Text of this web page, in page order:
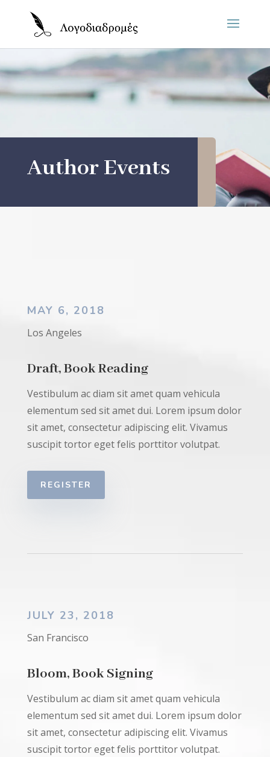
Author Events
MAY 6, 2018
Los Angeles
Draft, Book Reading
Vestibulum ac diam sit amet quam vehicula
elementum sed sit amet dui. Lorem ipsum dolor
sit amet, consectetur adipiscing elit. Vivamus
suscipit tortor eget felis porttitor volutpat.
REGISTER
JULY 23, 2018
San Francisco
Bloom, Book Signing
Vestibulum ac diam sit amet quam vehicula
elementum sed sit amet dui. Lorem ipsum dolor
sit amet, consectetur adipiscing elit. Vivamus
suscipit tortor eget felis porttitor volutpat.